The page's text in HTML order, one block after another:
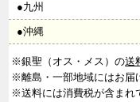
●九州
●沖縄
※銀聖（オス・メス）の送
※離島・一部地域にはお届
※送料には消費税が含まれ